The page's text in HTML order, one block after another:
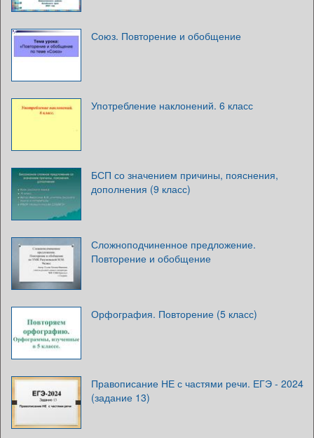
Союз. Повторение и обобщение
Употребление наклонений. 6 класс
БСП со значением причины, пояснения,
дополнения (9 класс)
Сложноподчиненное предложение.
Повторение и обобщение
Орфография. Повторение (5 класс)
Правописание НЕ с частями речи. ЕГЭ - 2024
(задание 13)